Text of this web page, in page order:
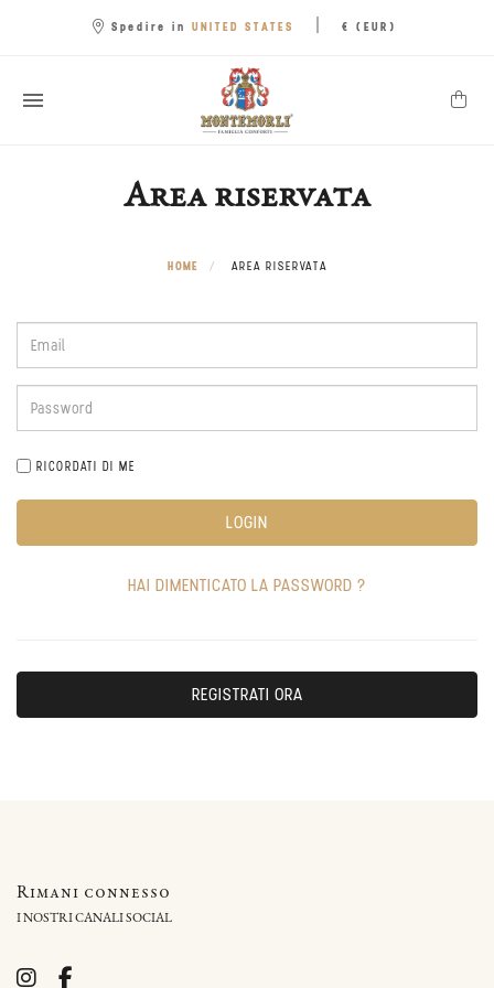
Spedire in UNITED STATES € (EUR)
Area riservata
HOME AREA RISERVATA
RICORDATI DI ME
LOGIN
HAI DIMENTICATO LA PASSWORD ?
REGISTRATI ORA
Rimani connesso
I NOSTRI CANALI SOCIAL